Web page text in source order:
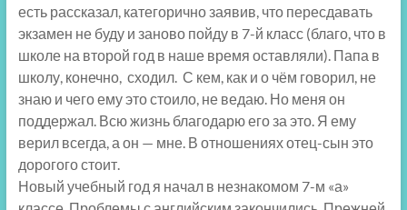
есть рассказал, категорично заявив, что пересдавать
экзамен не буду и заново пойду в 7-й класс (благо, что в
школе на второй год в наше время оставляли). Папа в
школу, конечно, сходил. С кем, как и о чём говорил, не
знаю и чего ему это стоило, не ведаю. Но меня он
поддержал. Всю жизнь благодарю его за это. Я ему
верил всегда, а он — мне. В отношениях отец-сын это
дорогого стоит.
Новый учебный год я начал в незнакомом 7-м «а»